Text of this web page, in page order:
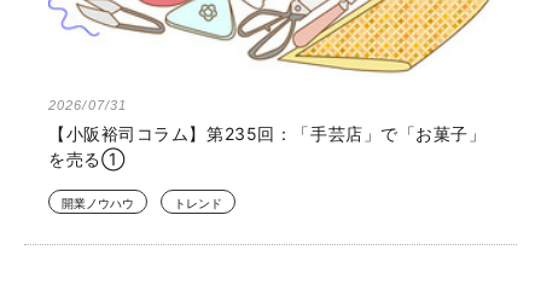
2026/07/31
【小阪裕司コラム】第235回：「手芸店」で「お菓子」
を売る①
開業ノウハウ トレンド